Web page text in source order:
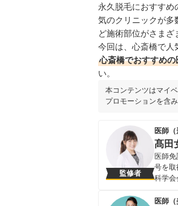
永久脱毛におすすめ
気のクリニックが多
ど施術部位がさまざ
今回は、心斎橋で人
心斎橋でおすすめ
い。
本コンテンツはマイ
プロモーションを含み
監修者
医師（
髙田
医師免
号を取
科学会
「
医師（